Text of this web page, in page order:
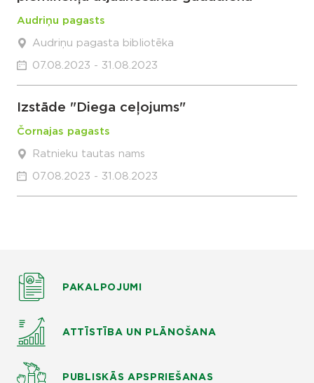
Audriņu pagasts
Audriņu pagasta bibliotēka
07.08.2023 - 31.08.2023
Izstāde "Diega ceļojums"
Čornajas pagasts
Ratnieku tautas nams
07.08.2023 - 31.08.2023
PAKALPOJUMI
ATTĪSTĪBA UN PLĀNOŠANA
PUBLISKĀS APSPRIEŠANAS